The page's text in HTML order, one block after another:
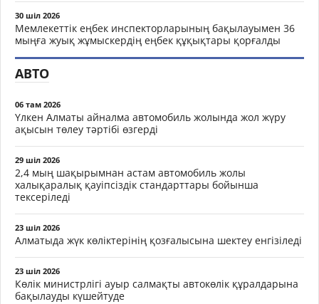
30 шіл 2026
Мемлекеттік еңбек инспекторларының бақылауымен 36
мыңға жуық жұмыскердің еңбек құқықтары қорғалды
АВТО
06 там 2026
Үлкен Алматы айналма автомобиль жолында жол жүру
ақысын төлеу тәртібі өзгерді
29 шіл 2026
2,4 мың шақырымнан астам автомобиль жолы
халықаралық қауіпсіздік стандарттары бойынша
тексеріледі
23 шіл 2026
Алматыда жүк көліктерінің қозғалысына шектеу енгізіледі
23 шіл 2026
Көлік министрлігі ауыр салмақты автокөлік құралдарына
бақылауды күшейтуде